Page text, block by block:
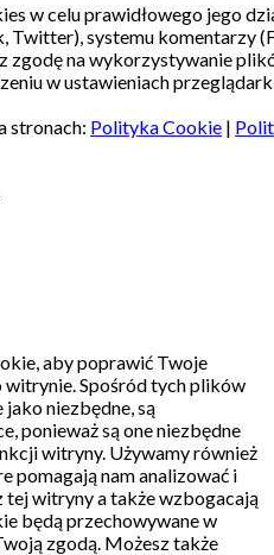
w celu prawidłowego jego
Twitter), systemu komentarzy
zgodę na wykorzystywanie
w ustawieniach
stronach: Polityka Cookie |
aby poprawić Twoje
witrynie.Spośród tych plików
niezbędne, są
ponieważ są one niezbędne
witryny. Używamy również
pomagają nam analizować i
witryny a także wzbogacają
będą przechowywane w
zgodą. Możesz także